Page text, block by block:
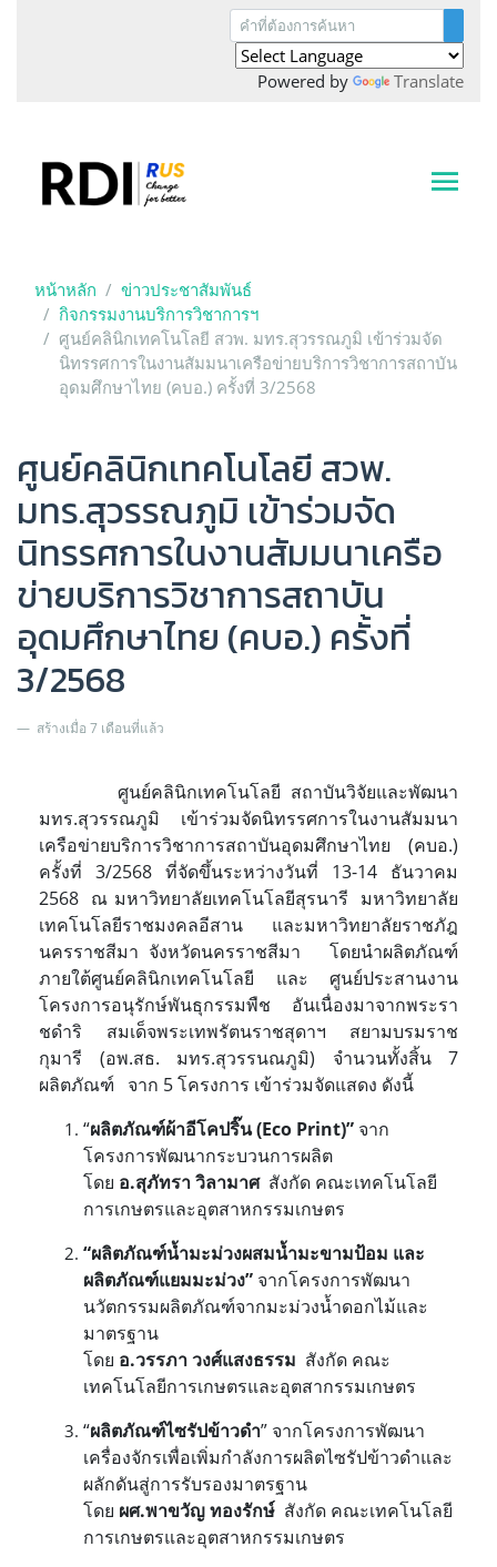
Powered by Translate
หน้าหลัก
ข่าวประชาสัมพันธ์
กิจกรรมงานบริการวิชาการฯ
ศูนย์คลินิกเทคโนโลยี สวพ. มทร.สุวรรณภูมิ เข้าร่วมจัด
นิทรรศการในงานสัมมนาเครือข่ายบริการวิชาการสถาบัน
อุดมศึกษาไทย (คบอ.) ครั้งที่ 3/2568
ศูนย์คลินิกเทคโนโลยี สวพ.
มทร.สุวรรณภูมิ เข้าร่วมจัด
นิทรรศการในงานสัมมนาเครือ
ข่ายบริการวิชาการสถาบัน
อุดมศึกษาไทย (คบอ.) ครั้งที่
3/2568
สร้างเมื่อ 7 เดือนที่แล้ว
ศูนย์คลินิกเทคโนโลยี สถาบันวิจัยและพัฒนา
มทร.สุวรรณภูมิ เข้าร่วมจัดนิทรรศการในงานสัมมนา
เครือข่ายบริการวิชาการสถาบันอุดมศึกษาไทย (คบอ.)
ครั้งที่ 3/2568 ที่จัดขึ้นระหว่างวันที่ 13-14 ธันวาคม
2568 ณ มหาวิทยาลัยเทคโนโลยีสุรนารี มหาวิทยาลัย
เทคโนโลยีราชมงคลอีสาน และมหาวิทยาลัยราชภัฎ
นครราชสีมา จังหวัดนครราชสีมา โดยนำผลิตภัณฑ์
ภายใต้ศูนย์คลินิกเทคโนโลยี และ ศูนย์ประสานงาน
โครงการอนุรักษ์พันธุกรรมพืช อันเนื่องมาจากพระรา
ชดําริ สมเด็จพระเทพรัตนราชสุดาฯ สยามบรมราช
กุมารี (อพ.สธ. มทร.สุวรรนณภูมิ) จำนวนทั้งสิ้น 7
ผลิตภัณฑ์ จาก 5 โครงการ เข้าร่วมจัดแสดง ดังนี้
“ผลิตภัณฑ์ผ้าอีโคปริ๊น (Eco Print)” จาก
โครงการพัฒนากระบวนการผลิต
โดย อ.สุภัทรา วิลามาศสังกัด คณะเทคโนโลยี
การเกษตรและอุตสาหกรรมเกษตร
“ผลิตภัณฑ์น้ำมะม่วงผสมน้ำมะขามป้อม และ
ผลิตภัณฑ์แยมมะม่วง” จากโครงการพัฒนา
นวัตกรรมผลิตภัณฑ์จากมะม่วงน้ำดอกไม้และ
มาตรฐาน
โดย อ.วรรภา วงศ์แสงธรรม สังกัด คณะ
เทคโนโลยีการเกษตรและอุตสากรรมเกษตร
“ผลิตภัณฑ์ไซรัปข้าวดำ” จากโครงการพัฒนา
เครื่องจักรเพื่อเพิ่มกําลังการผลิตไซรัปข้าวดําและ
ผลักดันสู่การรับรองมาตรฐาน
โดย ผศ.พาขวัญ ทองรักษ์ สังกัด คณะเทคโนโลยี
การเกษตรและอุตสาหกรรมเกษตร